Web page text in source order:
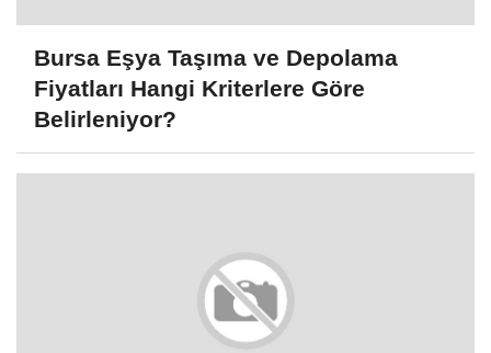
Bursa Eşya Taşıma ve Depolama
Fiyatları Hangi Kriterlere Göre
Belirleniyor?